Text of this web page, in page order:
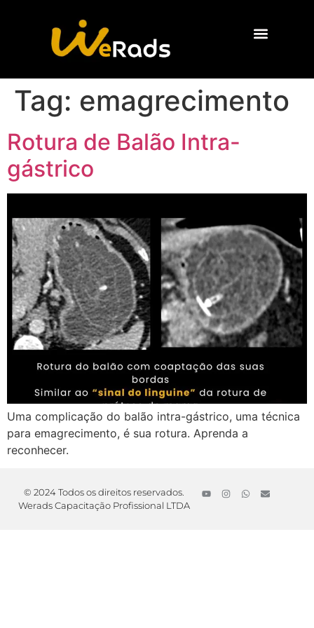
Tag: emagrecimento
Rotura de Balão Intra-
gástrico
Uma complicação do balão intra-gástrico, uma técnica
para emagrecimento, é sua rotura. Aprenda a
reconhecer.
© 2024 Todos os direitos reservados.
Werads Capacitação Profissional LTDA